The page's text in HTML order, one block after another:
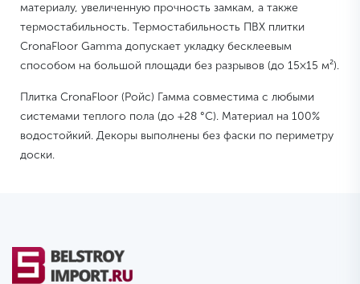
материалу, увеличенную прочность замкам, а также
термостабильность. Термостабильность ПВХ плитки
CronaFloor Gamma допускает укладку бесклеевым
способом на большой площади без разрывов (до 15×15 м²).
Плитка CronaFloor (Ройс) Гамма совместима с любыми
системами теплого пола (до +28 °C). Материал на 100%
водостойкий. Декоры выполнены без фаски по периметру
доски.